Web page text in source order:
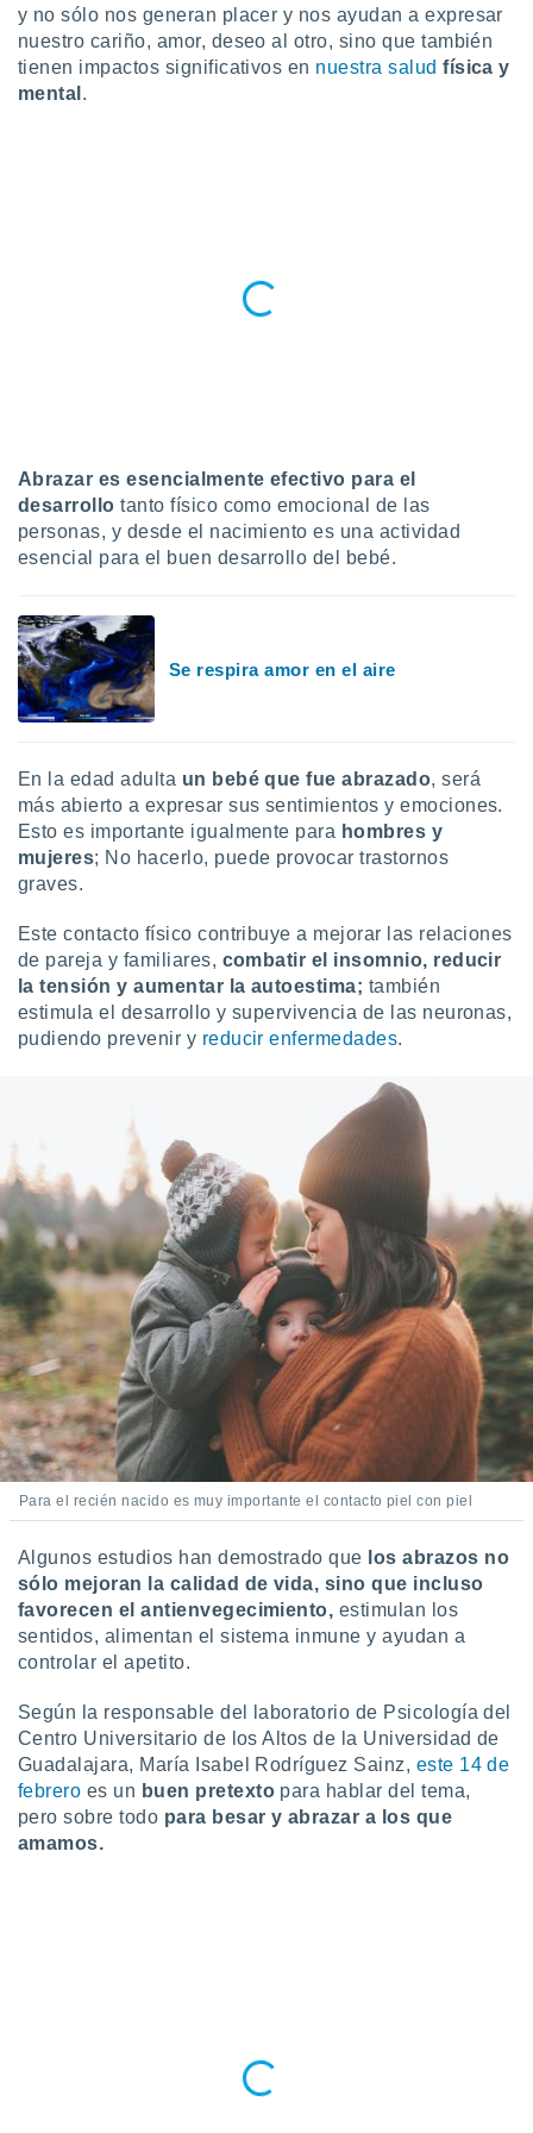
y
en
más
cookies
aceptar
de
de que
sean
se
para
ni para
o
aunque
no
Puedes
acceder a
únicos
similares
como
sitio
IP
de
posible
traten tus
en
interés
a lo que
Para
su
u
momento
en
en
en
y no sólo nos generan placer y nos ayudan a expresar
nuestro cariño, amor, deseo al otro, sino que también
tienen impactos significativos en nuestra salud física y
mental .
Abrazar es esencialmente efectivo para el
desarrollo tanto físico como emocional de las
personas, y desde el nacimiento es una actividad
esencial para el buen desarrollo del bebé.
Se respira amor en el aire
En la edad adulta un bebé que fue abrazado, será
más abierto a expresar sus sentimientos y emociones.
Esto es importante igualmente para hombres y
mujeres; No hacerlo, puede provocar trastornos
graves.
Este contacto físico contribuye a mejorar las relaciones
de pareja y familiares, combatir el insomnio, reducir
la tensión y aumentar la autoestima; también
estimula el desarrollo y supervivencia de las neuronas,
pudiendo prevenir y reducir enfermedades.
Para el recién nacido es muy importante el contacto piel con piel
Algunos estudios han demostrado que los abrazos no
sólo mejoran la calidad de vida, sino que incluso
favorecen el antienvegecimiento, estimulan los
sentidos, alimentan el sistema inmune y ayudan a
controlar el apetito.
Según la responsable del laboratorio de Psicología del
Centro Universitario de los Altos de la Universidad de
Guadalajara, María Isabel Rodríguez Sainz, este 14 de
febrero es un buen pretexto para hablar del tema,
pero sobre todo para besar y abrazar a los que
amamos.